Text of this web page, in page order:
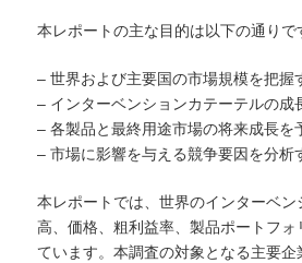
本レポートの主な目的は以下の通りで
– 世界および主要国の市場規模を把握
– インターベンションカテーテルの成
– 各製品と最終用途市場の将来成長を
– 市場に影響を与える競争要因を分析
本レポートでは、世界のインターベ
高、価格、粗利益率、製品ポートフ
ています。本調査の対象となる主要